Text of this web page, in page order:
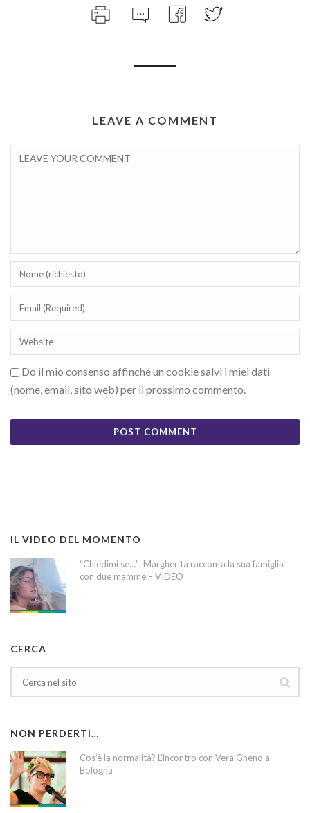
LEAVE A COMMENT
Do il mio consenso affinché un cookie salvi i miei dati
(nome, email, sito web) per il prossimo commento.
IL VIDEO DEL MOMENTO
“Chiedimi se…”: Margherita racconta la sua famiglia
con due mamme – VIDEO
CERCA
NON PERDERTI…
Cos’è la normalità? L’incontro con Vera Gheno a
Bologna